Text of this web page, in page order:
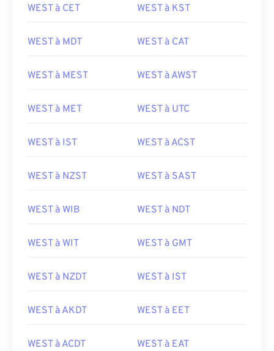
WEST à CET WEST à KST
WEST à MDT WEST à CAT
WEST à MEST WEST à AWST
WEST à MET WEST à UTC
WEST à IST WEST à ACST
WEST à NZST WEST à SAST
WEST à WIB WEST à NDT
WEST à WIT WEST à GMT
WEST à NZDT WEST à IST
WEST à AKDT WEST à EET
WEST à ACDT WEST à EAT